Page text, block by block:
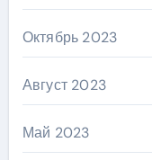
Октябрь 2023
Август 2023
Май 2023